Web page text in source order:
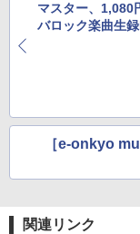
マスター、1,080
バロック楽曲生録
［e-onkyo
関連リンク